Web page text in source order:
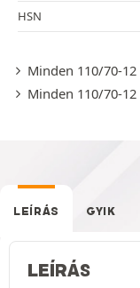
HSN
Minden 110/70-
Minden 110/70-
LEÍRÁS GYIK
LEÍRÁS